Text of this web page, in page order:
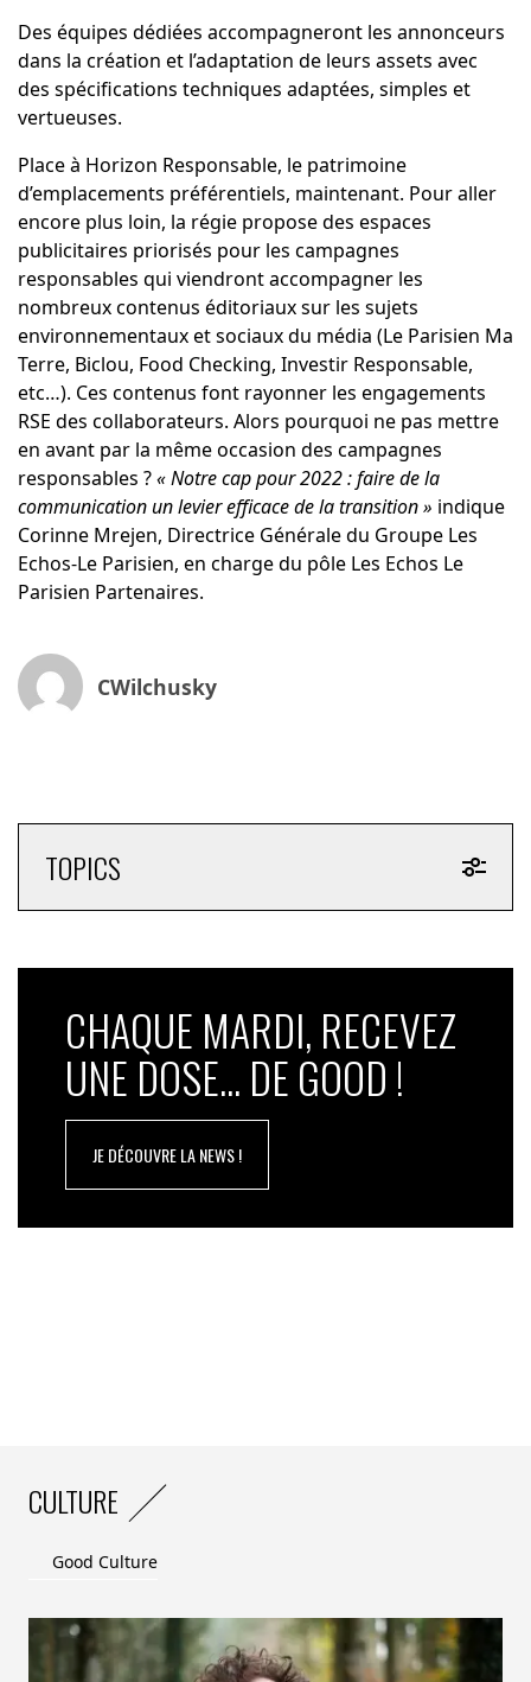
Des équipes dédiées accompagneront les annonceurs
dans la création et l’adaptation de leurs assets avec
des spécifications techniques adaptées, simples et
vertueuses.
Place à Horizon Responsable, le patrimoine
d’emplacements préférentiels, maintenant. Pour aller
encore plus loin, la régie propose des espaces
publicitaires priorisés pour les campagnes
responsables qui viendront accompagner les
nombreux contenus éditoriaux sur les sujets
environnementaux et sociaux du média (Le Parisien Ma
Terre, Biclou, Food Checking, Investir Responsable,
etc…). Ces contenus font rayonner les engagements
RSE des collaborateurs. Alors pourquoi ne pas mettre
en avant par la même occasion des campagnes
responsables ?« Notre cap pour 2022 : faire de la
communication un levier efficace de la transition » indique
Corinne Mrejen, Directrice Générale du Groupe Les
Echos-Le Parisien, en charge du pôle Les Echos Le
Parisien Partenaires.
CWilchusky
TOPICS
CHAQUE MARDI, RECEVEZ
UNE DOSE... DE GOOD !
JE DÉCOUVRE LA NEWS !
CULTURE
Good Culture